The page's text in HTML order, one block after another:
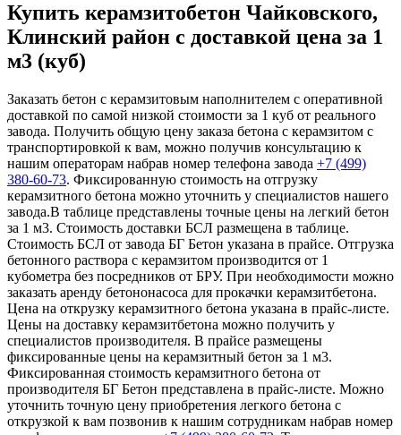
Купить керамзитобетон Чайковского,
Клинский район с доставкой цена за 1
м3 (куб)
Заказать бетон с керамзитовым наполнителем с оперативной
доставкой по самой низкой стоимости за 1 куб от реального
завода. Получить общую цену заказа бетона с керамзитом с
транспортировкой к вам, можно получив консультацию к
нашим операторам набрав номер телефона завода +7 (499)
380-60-73. Фиксированную стоимость на отгрузку
керамзитного бетона можно уточнить у специалистов нашего
завода.В таблице представлены точные цены на легкий бетон
за 1 м3. Стоимость доставки БСЛ размещена в таблице.
Стоимость БСЛ от завода БГ Бетон указана в прайсе. Отгрузка
бетонного раствора с керамзитом производится от 1
кубометра без посредников от БРУ. При необходимости можно
заказать аренду бетононасоса для прокачки керамзитбетона.
Цена на открузку керамзитного бетона указана в прайс-листе.
Цены на доставку керамзитбетона можно получить у
специалистов производителя. В прайсе размещены
фиксированные цены на керамзитный бетон за 1 м3.
Фиксированная стоимость керамзитного бетона от
производителя БГ Бетон представлена в прайс-листе. Можно
уточнить точную цену приобретения легкого бетона с
открузкой к вам позвонив к нашим сотрудникам набрав номер